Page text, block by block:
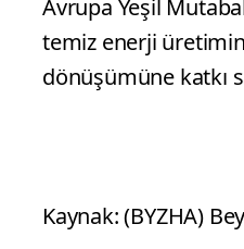
Avrupa Yeşil
temiz enerji
dönüşümüne katkı
Kaynak: (BYZHA)